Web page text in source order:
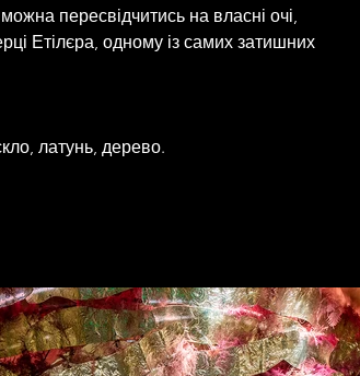
пересвідчитись на власні очі,
Етілєра, одному із самих затишних
латунь, дерево.